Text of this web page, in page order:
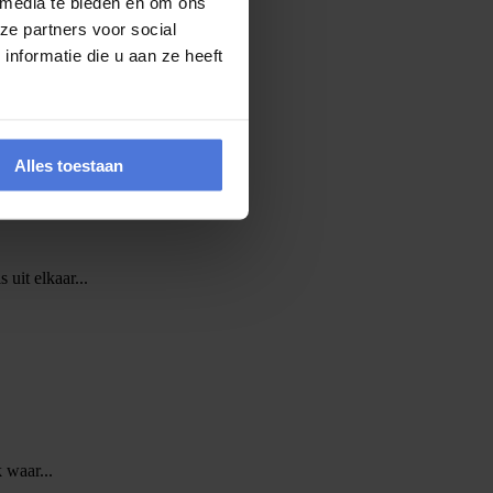
partners voor social
die u aan ze heeft
Alles toestaan
uit elkaar...
waar...